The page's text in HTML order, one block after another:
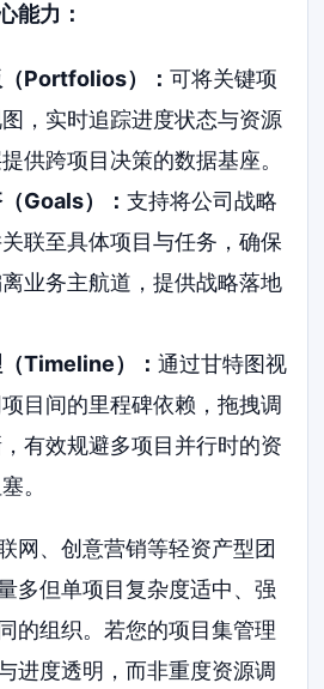
能力：
Portfolios）： 可将关键项
，实时追踪进度状态与资源
供跨项目决策的数据基座。
Goals）： 支持将公司战略
联至具体项目与任务，确保
业务主航道，提供战略落地
Timeline）： 通过甘特图视
目间的里程碑依赖，拖拽调
有效规避多项目并行时的资
。
网、创意营销等轻资产型团
多但单项目复杂度适中、强
的组织。若您的项目集管理
进度透明，而非重度资源调